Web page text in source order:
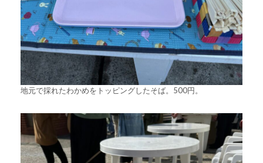
地元で採れたわかめをトッピングしたそば。500円。